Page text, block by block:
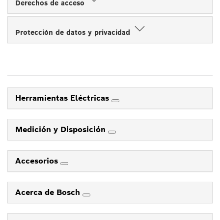
Derechos de acceso
Protección de datos y privacidad
Herramientas Eléctricas
Medición y Disposición
Accesorios
Acerca de Bosch